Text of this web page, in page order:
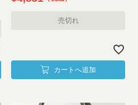
売切れ
カートへ追加